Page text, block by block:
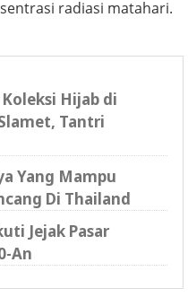
radiasi matahari.
Hijab di
Tantri
Yang Mampu
Di Thailand
Jejak Pasar
An